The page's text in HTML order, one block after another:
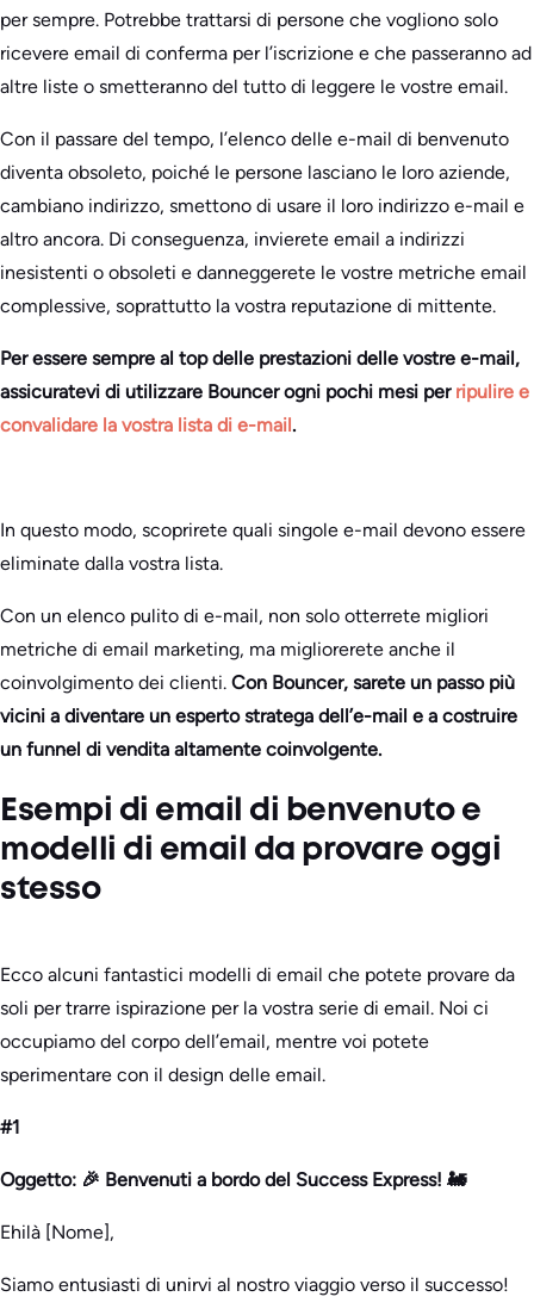
per sempre. Potrebbe trattarsi di persone che vogliono solo
ricevere email di conferma per l’iscrizione e che passeranno ad
altre liste o smetteranno del tutto di leggere le vostre email.
Con il passare del tempo, l’elenco delle e-mail di benvenuto
diventa obsoleto, poiché le persone lasciano le loro aziende,
cambiano indirizzo, smettono di usare il loro indirizzo e-mail e
altro ancora. Di conseguenza, invierete email a indirizzi
inesistenti o obsoleti e danneggerete le vostre metriche email
complessive, soprattutto la vostra reputazione di mittente.
Per essere sempre al top delle prestazioni delle vostre e-mail,
assicuratevi di utilizzare Bouncer ogni pochi mesi per ripulire e
convalidare la vostra lista di e-mail.
In questo modo, scoprirete quali singole e-mail devono essere
eliminate dalla vostra lista.
Con un elenco pulito di e-mail, non solo otterrete migliori
metriche di email marketing, ma migliorerete anche il
coinvolgimento dei clienti. Con Bouncer, sarete un passo più
vicini a diventare un esperto stratega dell’e-mail e a costruire
un funnel di vendita altamente coinvolgente.
Esempi di email di benvenuto e
modelli di email da provare oggi
stesso
Ecco alcuni fantastici modelli di email che potete provare da
soli per trarre ispirazione per la vostra serie di email. Noi ci
occupiamo del corpo dell’email, mentre voi potete
sperimentare con il design delle email.
#1
Oggetto: 🎉 Benvenuti a bordo del Success Express! 🚂
Ehilà [Nome],
Siamo entusiasti di unirvi al nostro viaggio verso il successo!